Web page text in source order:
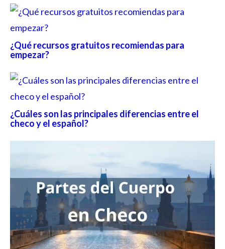
¿Qué recursos gratuitos recomiendas para
empezar?
¿Cuáles son las principales diferencias entre el
checo y el español?